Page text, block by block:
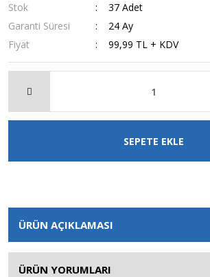
Stok
37 Adet
Garanti Süresi
24 Ay
Fiyat
99,99 TL + KDV
SEPETE EKLE
ÜRÜN AÇIKLAMASI
ÜRÜN YORUMLARI